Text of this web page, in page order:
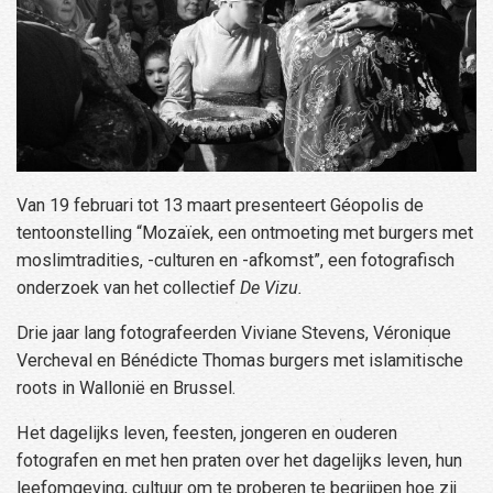
Van 19 februari tot 13 maart presenteert Géopolis de
tentoonstelling “Mozaïek, een ontmoeting met burgers met
moslimtradities, -culturen en -afkomst”, een fotografisch
onderzoek van het collectief De Vizu.
Drie jaar lang fotografeerden Viviane Stevens, Véronique
Vercheval en Bénédicte Thomas burgers met islamitische
roots in Wallonië en Brussel.
Het dagelijks leven, feesten, jongeren en ouderen
fotografen en met hen praten over het dagelijks leven, hun
leefomgeving, cultuur om te proberen te begrijpen hoe zij